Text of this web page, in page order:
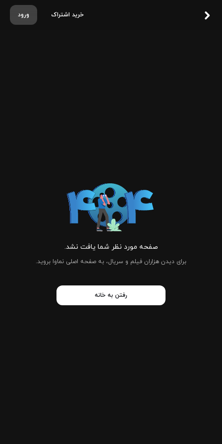
ورود خرید اشتراک
صفحه مورد نظر شما یافت نشد.
برای دیدن هزاران فیلم و سریال، به صفحه اصلی نماوا بروید.
رفتن به خانه